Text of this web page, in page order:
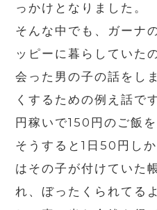
っかけとなりました。
そんな中でも、ガーナ
ッピーに暮らしていた
会った男の子の話をし
くするための例え話で
円稼いで150円のご飯
そうすると1日50円し
はその子が付けていた
れ、ぼったくられてる